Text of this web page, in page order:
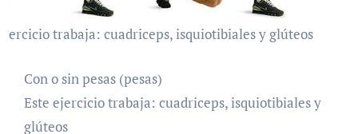
trabaja: cuadriceps, isquiotibiales y glúteos
Con o sin pesas (pesas)
Este ejercicio trabaja: cuadriceps, isquiotibiales y
glúteos